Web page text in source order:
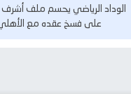
الوداد الرياضي يحسم ملف أشرف
على فسخ عقده مع